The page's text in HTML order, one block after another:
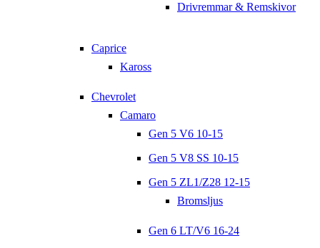
Drivremmar & Remskivor
Caprice
Kaross
Chevrolet
Camaro
Gen 5 V6 10-15
Gen 5 V8 SS 10-15
Gen 5 ZL1/Z28 12-15
Bromsljus
Gen 6 LT/V6 16-24